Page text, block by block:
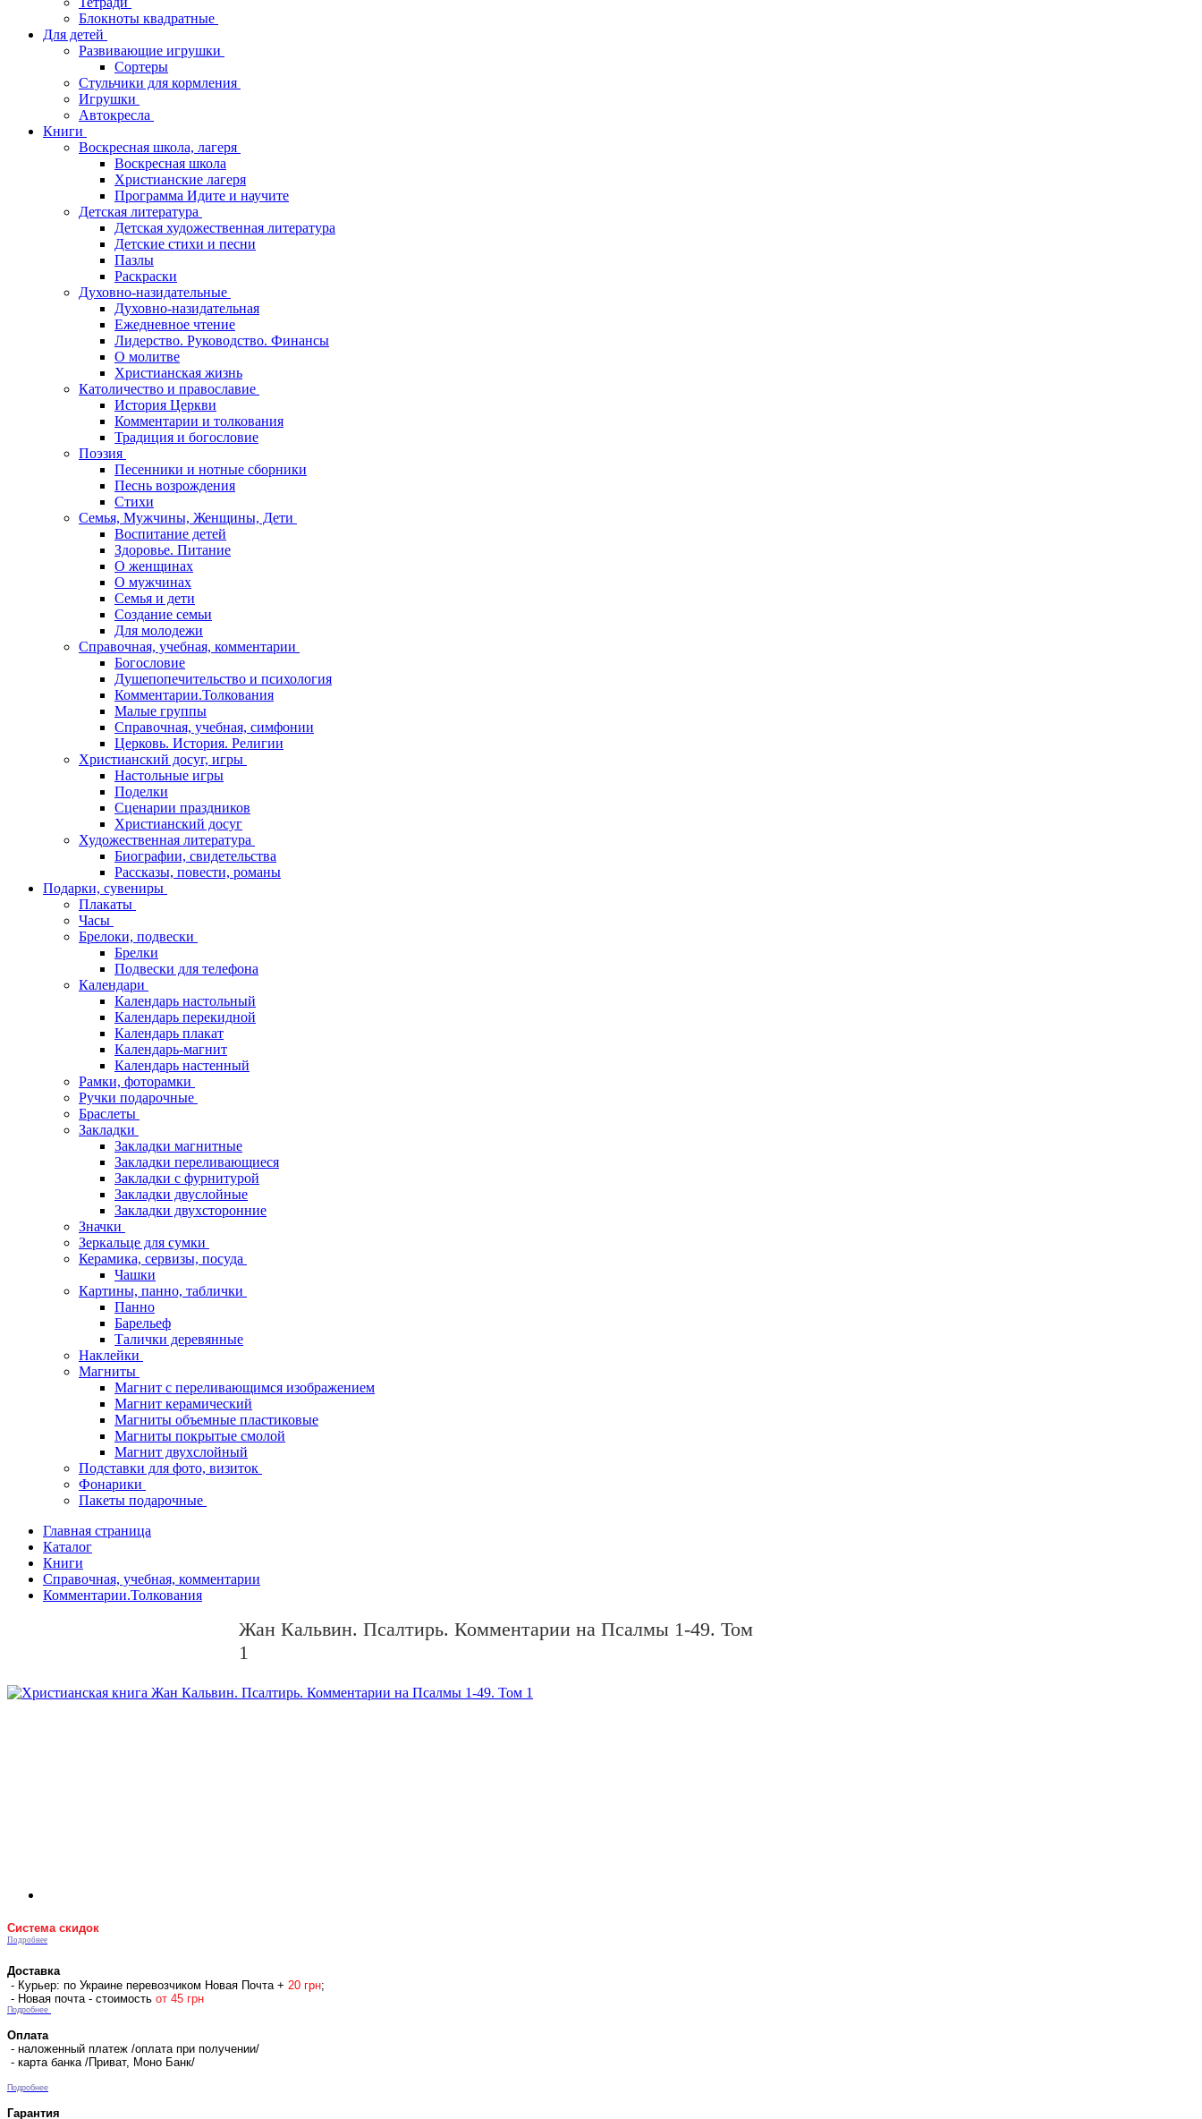
Блокноты квадратные
Для детей
Развивающие игрушки
Сортеры
Стульчики для кормления
Игрушки
Автокресла
Книги
Воскресная школа, лагеря
Воскресная школа
Христианские лагеря
Программа Идите и научите
Детская литература
Детская художественная литература
Детские стихи и песни
Пазлы
Раскраски
Духовно-назидательные
Духовно-назидательная
Ежедневное чтение
Лидерство. Руководство. Финансы
О молитве
Христианская жизнь
Католичество и православие
История Церкви
Комментарии и толкования
Традиция и богословие
Поэзия
Песенники и нотные сборники
Песнь возрождения
Стихи
Семья, Мужчины, Женщины, Дети
Воспитание детей
Здоровье. Питание
О женщинах
О мужчинах
Семья и дети
Создание семьи
Для молодежи
Справочная, учебная, комментарии
Богословие
Душепопечительство и психология
Комментарии.Толкования
Малые группы
Справочная, учебная, симфонии
Церковь. История. Религии
Христианский досуг, игры
Настольные игры
Поделки
Сценарии праздников
Христианский досуг
Художественная литература
Биографии, свидетельства
Рассказы, повести, романы
Подарки, сувениры
Плакаты
Часы
Брелоки, подвески
Брелки
Подвески для телефона
Календари
Календарь настольный
Календарь перекидной
Календарь плакат
Календарь-магнит
Календарь настенный
Рамки, фоторамки
Ручки подарочные
Браслеты
Закладки
Закладки магнитные
Закладки переливающиеся
Закладки с фурнитурой
Закладки двуслойные
Закладки двухсторонние
Значки
Зеркальце для сумки
Керамика, сервизы, посуда
Чашки
Картины, панно, таблички
Панно
Барельеф
Талички деревянные
Наклейки
Магниты
Магнит с переливающимся изображением
Магнит керамический
Магниты объемные пластиковые
Магниты покрытые смолой
Магнит двухслойный
Подставки для фото, визиток
Фонарики
Пакеты подарочные
Главная страница
Каталог
Книги
Справочная, учебная, комментарии
Комментарии.Толкования
Жан Кальвин. Псалтирь. Комментарии на Псалмы 1-49. Том
1
Система скидок
Подробнее
Доставка
- Курьер: по Украине перевозчиком Новая Почта + 20 грн;
- Новая почта - стоимость от 45 грн
Подробнее
Оплата
- наложенный платеж /оплата при получении/
- карта банка /Приват, Моно Банк/
Подробнее
Гарантия